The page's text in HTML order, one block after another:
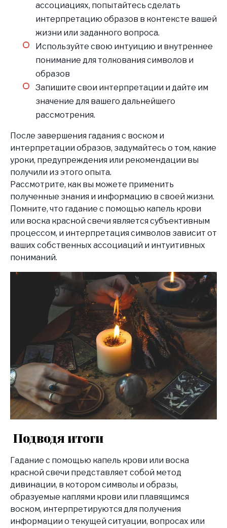
ассоциациях, попытайтесь сделать
интерпретацию образов в контексте вашей
жизни или заданного вопроса.
Используйте свою интуицию и внутреннее
понимание для толкования символов и
образов
Запишите свои интерпретации и дайте им
значение для вашего дальнейшего
рассмотрения.
После завершения гадания с воском и
интерпретации образов, задумайтесь о том, какие
уроки, предупреждения или рекомендации вы
получили из этого опыта.
Рассмотрите, как вы можете применить
полученные знания и информацию в своей жизни.
Помните, что гадание с помощью капель крови
или воска красной свечи является субъективным
процессом, и интерпретация символов зависит от
ваших собственных ассоциаций и интуитивных
пониманий.
Подводя итоги
Гадание с помощью капель крови или воска
красной свечи представляет собой метод
дивинации, в котором символы и образы,
образуемые каплями крови или плавящимся
воском, интерпретируются для получения
информации о текущей ситуации, вопросах или